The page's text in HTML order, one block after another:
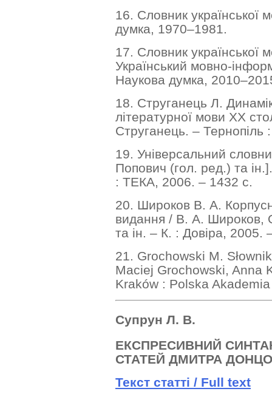
16. Словник української
думка, 1970–1981.
17. Словник української
Український мовно-
Наукова думка,
18. Струганець Л.
літературної мови ХХ
Струганець. –
19. Універсальний
Попович (гол. ред.) та
: ТЕКА, 2006. – 1432 с.
20. Широков В. А.
видання / В. А. Широков,
та ін. – К. : Довіра, 2005.
21. Grochowski M.
Maciej Grochowski, Anna
Kraków : Polska
Супрун Л. В.
ЕКСПРЕСИВНИЙ
СТАТЕЙ ДМИТРА
Текст статті / Full text